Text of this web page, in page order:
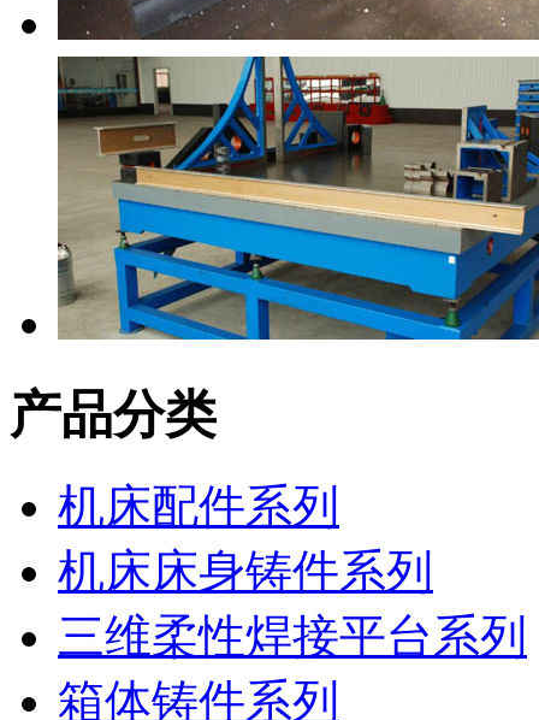
产品分类
机床配件系列
机床床身铸件系列
三维柔性焊接平台系列
箱体铸件系列